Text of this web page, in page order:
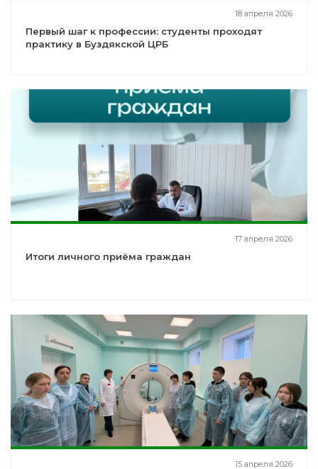
18 апреля 2026
Первый шаг к профессии: студенты проходят
практику в Буздякской ЦРБ
17 апреля 2026
Итоги личного приёма граждан
15 апреля 2026